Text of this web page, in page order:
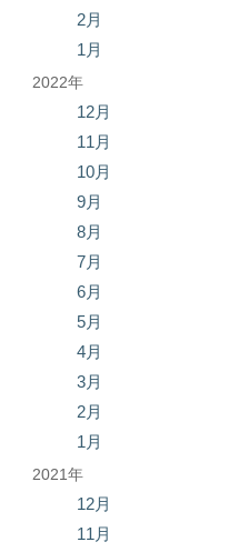
2月
1月
2022年
12月
11月
10月
9月
8月
7月
6月
5月
4月
3月
2月
1月
2021年
12月
11月